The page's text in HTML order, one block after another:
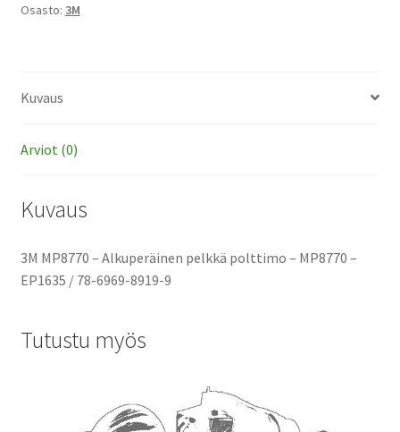
polttimo
Osasto: 3M
Kuvaus
Arviot (0)
Kuvaus
3M MP8770 – Alkuperäinen pelkkä polttimo – MP8770 –
EP1635 / 78-6969-8919-9
Tutustu myös